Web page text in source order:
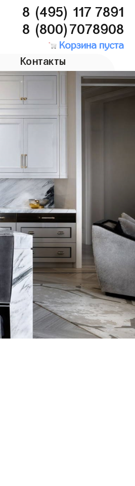
8 (495) 117 7891
8 (800)7078908
Корзина пуста
Контакты